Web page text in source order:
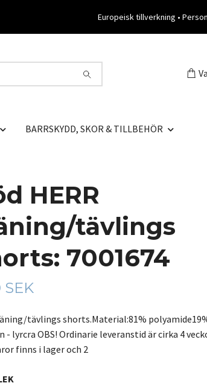
Europeisk tillverkning •
BARRSKYDD, SKOR & TILLBEHÖR
HERR
tävlings
7001674
tävlings shorts.Material:81%
- lyrcra OBS! Ordinarie leveranstid är cirka 4
finns i lager och 2